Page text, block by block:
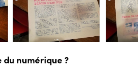
du numérique ?